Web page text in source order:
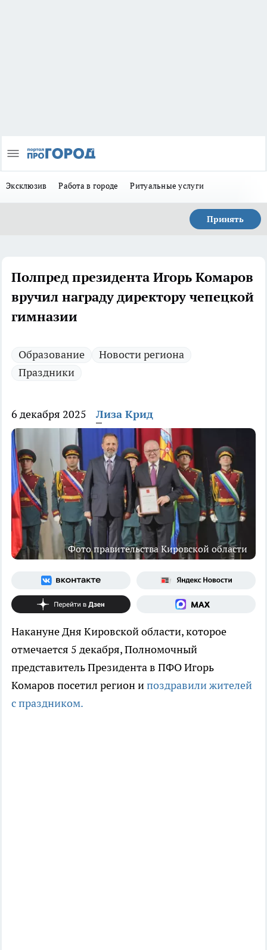
Эксклюзив Работа в городе Ритуальные услуги
Принять
Полпред президента Игорь Комаров
вручил награду директору чепецкой
гимназии
Образование
Новости региона
Праздники
6 декабря 2025 Лиза Крид
Фото правительства Кировской области
Накануне Дня Кировской области, которое
отмечается 5 декабря, Полномочный
представитель Президента в ПФО Игорь
Комаров посетил регион ипоздравили жителей
с праздником.